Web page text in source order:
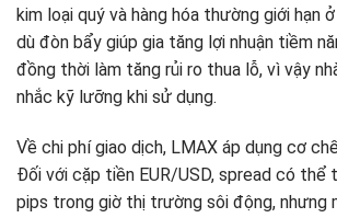
kim loại quý và hàng hóa thường giới hạn
dù đòn bẩy giúp gia tăng lợi nhuận tiềm
đồng thời làm tăng rủi ro thua lỗ, vì vậy
nhắc kỹ lưỡng khi sử dụng.
Về chi phí giao dịch, LMAX áp dụng cơ
Đối với cặp tiền EUR/USD, spread có thể
pips trong giờ thị trường sôi động, nhưng